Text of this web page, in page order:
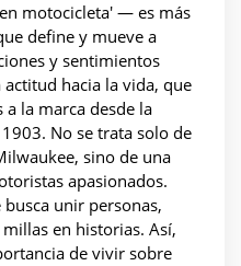
motocicleta' — es más
define y mueve a
y sentimientos
hacia la vida, que
la marca desde la
No se trata solo de
sino de una
apasionados.
busca unir personas,
en historias. Así,
de vivir sobre